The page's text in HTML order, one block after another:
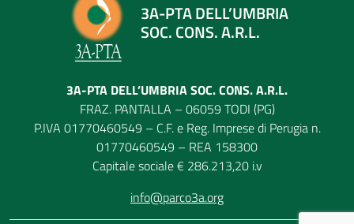
3A-PTA DELL’UMBRIA
SOC. CONS. A.R.L.
3A-PTA DELL’UMBRIA SOC. CONS. A.R.L.
FRAZ. PANTALLA – 06059 TODI (PG)
P.IVA 01770460549 – C.F. e Reg. Imprese di Perugia n.
01770460549 – REA 158300
Capitale sociale € 286.213,20 i.v
info@parco3a.org